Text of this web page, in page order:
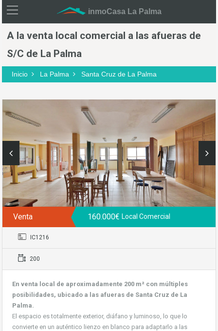
inmoCasa La Palma
A la venta local comercial a las afueras de
S/C de La Palma
Inicio La Palma Santa Cruz de La Palma
Venta 160.000€Local Comercial
IC1216
200
En venta local de aproximadamente 200 m² con múltiples
posibilidades, ubicado a las afueras de Santa Cruz de La
Palma.
El espacio es totalmente exterior, diáfano y luminoso, lo que lo
convierte en un auténtico lienzo en blanco para adaptarlo a las